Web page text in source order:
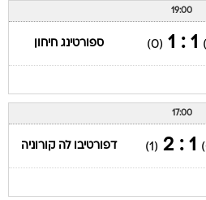
19:00
1 : 1
(0) ספורטינג חיחון
17:00
1 : 2
(1) דפורטיבו לה קורוניה